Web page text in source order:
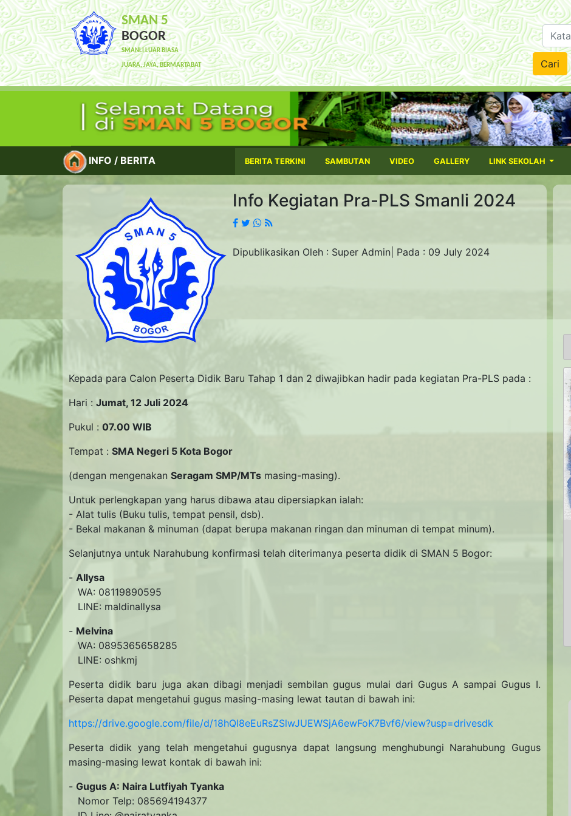
SMAN 5
BOGOR
SMANLI LUAR BIASA
JUARA, JAYA, BERMARTABAT
Kata Kunci ...
Cari
INFO / BERITA BERITA TERKINI SAMBUTAN VIDEO GALLERY LINK SEKOLAH
Info Kegiatan Pra-PLS Smanli 2024
Dipublikasikan Oleh : Super Admin| Pada : 09 July 2024
Kepada para Calon Peserta Didik Baru Tahap 1 dan 2 diwajibkan hadir pada kegiatan Pra-PLS pada :
Hari : Jumat, 12 Juli 2024
Pukul : 07.00 WIB
Tempat : SMA Negeri 5 Kota Bogor
(dengan mengenakan Seragam SMP/MTs masing-masing).
Untuk perlengkapan yang harus dibawa atau dipersiapkan ialah:
- Alat tulis (Buku tulis, tempat pensil, dsb).
- ⁠Bekal makanan & minuman (dapat berupa makanan ringan dan minuman di tempat minum).
Selanjutnya untuk Narahubung konfirmasi telah diterimanya peserta didik di SMAN 5 Bogor:
- Allysa
WA: 08119890595
LINE: maldinallysa
- Melvina
WA: 0895365658285
LINE: oshkmj
Peserta didik baru juga akan dibagi menjadi sembilan gugus mulai dari Gugus A sampai Gugus I.
Peserta dapat mengetahui gugus masing-masing lewat tautan di bawah ini:
https://drive.google.com/file/d/18hQI8eEuRsZSlwJUEWSjA6ewFoK7Bvf6/view?usp=drivesdk
Peserta didik yang telah mengetahui gugusnya dapat langsung menghubungi Narahubung Gugus
masing-masing lewat kontak di bawah ini:
- Gugus A: Naira Lutfiyah Tyanka
Nomor Telp: 085694194377